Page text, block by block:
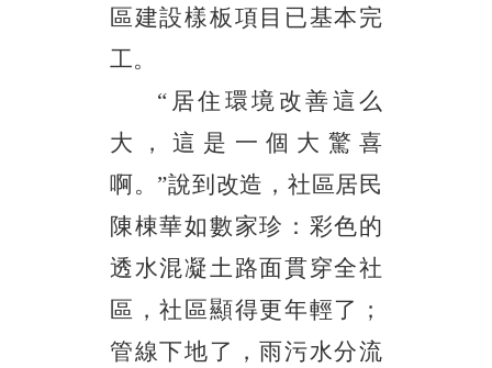
區建設樣板項目已基本完
工。
“居住環境改善這么
大，這是一個大驚喜
啊。”說到改造，社區居民
陳棟華如數家珍：彩色的
透水混凝土路面貫穿全社
區，社區顯得更年輕了；
管線下地了，雨污水分流